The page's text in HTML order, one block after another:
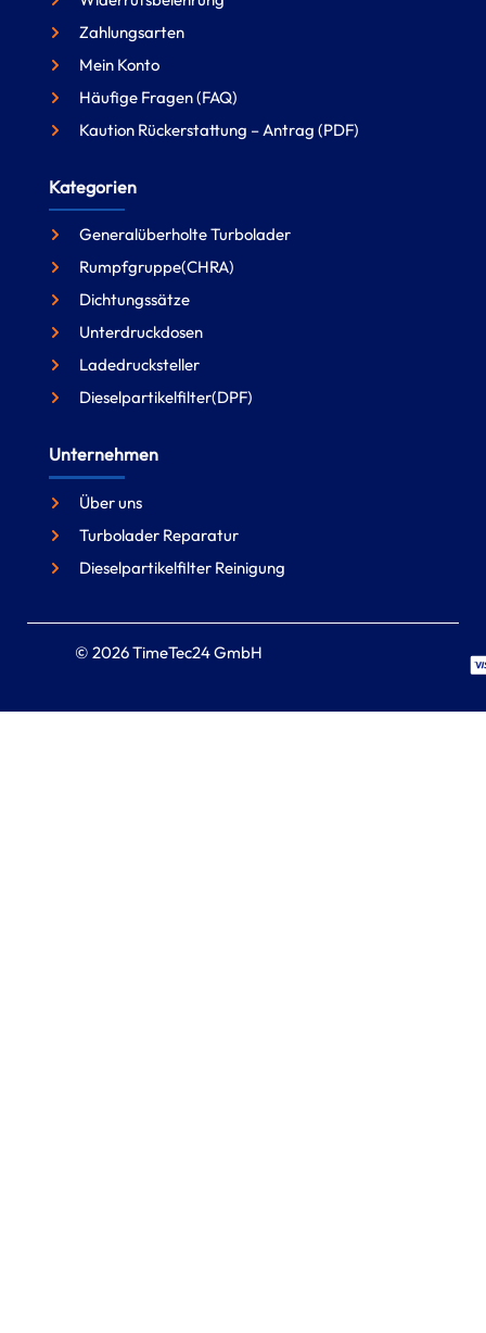
Zahlungsarten
Mein Konto
Häufige Fragen (FAQ)
Kaution Rückerstattung – Antrag (PDF)
Kategorien
Generalüberholte Turbolader
Rumpfgruppe(CHRA)
Dichtungssätze
Unterdruckdosen
Ladedrucksteller
Dieselpartikelfilter(DPF)
Unternehmen
Über uns
Turbolader Reparatur
Dieselpartikelfilter Reinigung
© 2026 TimeTec24 GmbH